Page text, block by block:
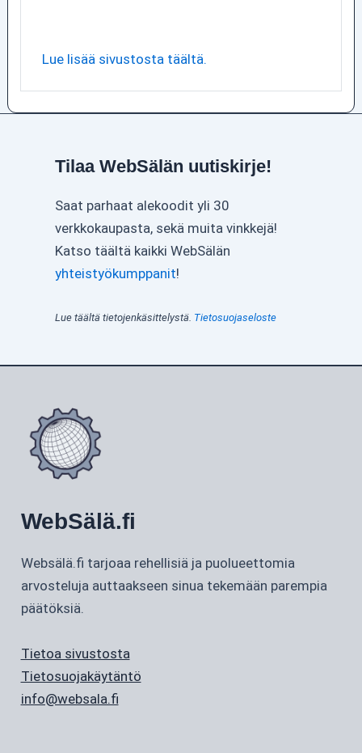
Lue lisää sivustosta täältä.
Tilaa WebSälän uutiskirje!
Saat parhaat alekoodit yli 30
verkkokaupasta, sekä muita vinkkejä!
Katso täältä kaikki WebSälän
yhteistyökumppanit!
Lue täältä tietojenkäsittelystä. Tietosuojaseloste
WebSälä.fi
Websälä.fi tarjoaa rehellisiä ja puolueettomia
arvosteluja auttaakseen sinua tekemään parempia
päätöksiä.
Tietoa sivustosta
Tietosuojakäytäntö
info@websala.fi